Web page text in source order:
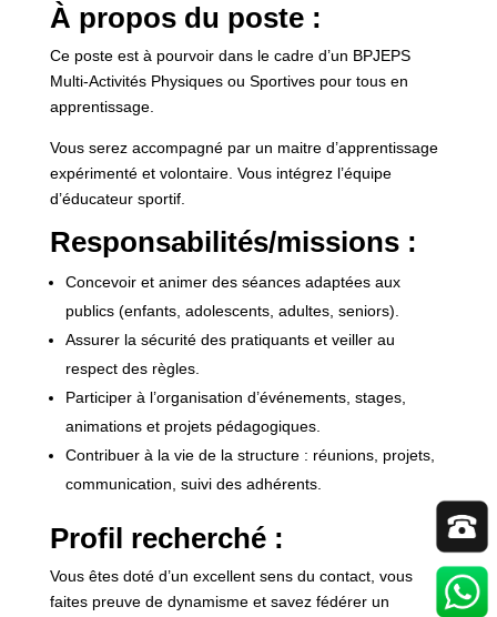
À propos du poste :
Ce poste est à pourvoir dans le cadre d’un BPJEPS
Multi-Activités Physiques ou Sportives pour tous en
apprentissage.
Vous serez accompagné par un maitre d’apprentissage
expérimenté et volontaire. Vous intégrez l’équipe
d’éducateur sportif.
Responsabilités/missions :
Concevoir et animer des séances adaptées aux
publics (enfants, adolescents, adultes, seniors).
Assurer la sécurité des pratiquants et veiller au
respect des règles.
Participer à l’organisation d’événements, stages,
animations et projets pédagogiques.
Contribuer à la vie de la structure : réunions, projets,
communication, suivi des adhérents.
Profil recherché :
Vous êtes doté d’un excellent sens du contact, vous
faites preuve de dynamisme et savez fédérer un